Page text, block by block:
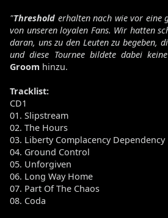
"Threshold erhalten nach wie vor eine
von unseren loyalen Fans. Wir hatten
daran, uns zu den Leuten zu begeben,
und diese Tournee bildete dabei keine
Groom hinzu.
Tracklist:
CD1
01. Slipstream
02. The Hours
03. Liberty Complacency Dependency
04. Ground Control
05. Unforgiven
06. Long Way Home
07. Part Of The Chaos
08. Coda